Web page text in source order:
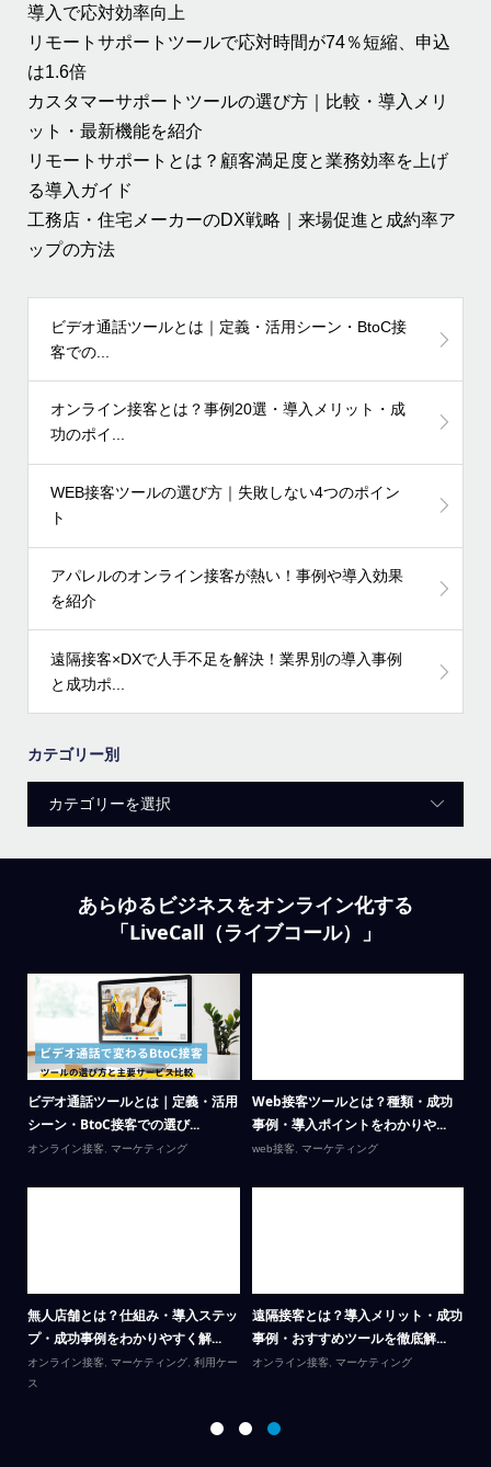
導入で応対効率向上
リモートサポートツールで応対時間が74％短縮、申込
は1.6倍
カスタマーサポートツールの選び方｜比較・導入メリ
ット・最新機能を紹介
リモートサポートとは？顧客満足度と業務効率を上げ
る導入ガイド
工務店・住宅メーカーのDX戦略｜来場促進と成約率ア
ップの方法
ビデオ通話ツールとは｜定義・活用シーン・BtoC接
客での...
オンライン接客とは？事例20選・導入メリット・成
功のポイ...
WEB接客ツールの選び方｜失敗しない4つのポイン
ト
アパレルのオンライン接客が熱い！事例や導入効果
を紹介
遠隔接客×DXで人手不足を解決！業界別の導入事例
と成功ポ...
カテゴリー別
あらゆるビジネスをオンライン化する
「LiveCall（ライブコール）」
ビデオ通話ツールとは｜定義・活用
シーン・BtoC接客での選び...
オンライン接客 マーケティング
Web接客ツールとは？種類・成功
事例・導入ポイントをわかりや...
web接客 マーケティング
無人店舗とは？仕組み・導入ステッ
プ・成功事例をわかりやすく解...
オンライン接客 マーケティング, 利用ケー
ス
遠隔接客とは？導入メリット・成功
事例・おすすめツールを徹底解...
オンライン接客 マーケティング